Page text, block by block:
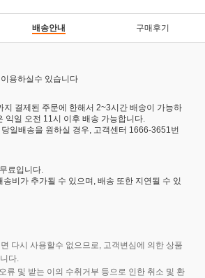
배송안내 구매후기
용하실수 있습니다
지 결제된 주문에 한해서 2~3시간 배송이 가능하
익일 오전 11시 이후 배송 가능합니다.
일배송을 원하실 경우, 고객센터 1666-3651번
료입니다.
송비가 추가될 수 있으며, 배송 또한 지연될 수 있
다시 사용할수 없으므로, 고객변심에 의한 상품
다.
류 및 받는 이의 수취거부 등으로 인한 취소 및 환